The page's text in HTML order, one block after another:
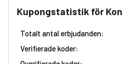
Kupongstatistik för
Totalt antal erbjudanden:
Verifierade koder: